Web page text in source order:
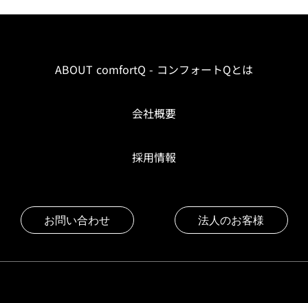
ABOUT comfortQ - コンフォートQとは
会社概要
採用情報
お問い合わせ 法人のお客様